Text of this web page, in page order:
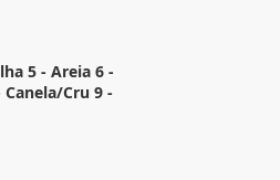
5 - Areia 6 -
Cru 9 -